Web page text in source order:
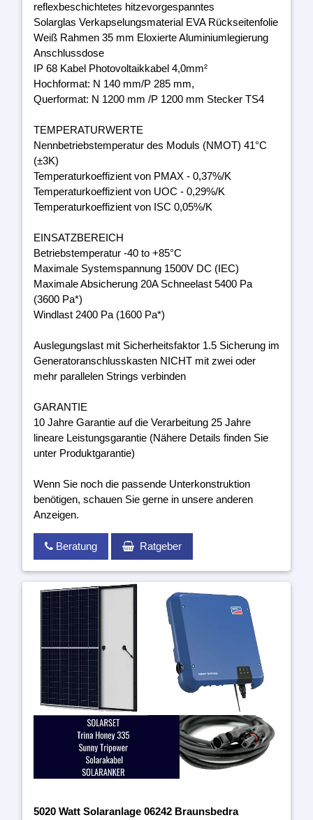
reflexbeschichtetes hitzevorgespanntes
Solarglas Verkapselungsmaterial EVA Rückseitenfolie
Weiß Rahmen 35 mm Eloxierte Aluminiumlegierung
Anschlussdose
IP 68 Kabel Photovoltaikkabel 4,0mm²
Hochformat: N 140 mm/P 285 mm,
Querformat: N 1200 mm /P 1200 mm Stecker TS4
TEMPERATURWERTE
Nennbetriebstemperatur des Moduls (NMOT) 41°C
(±3K)
Temperaturkoeffizient von PMAX - 0,37%/K
Temperaturkoeffizient von UOC - 0,29%/K
Temperaturkoeffizient von ISC 0,05%/K
EINSATZBEREICH
Betriebstemperatur -40 to +85°C
Maximale Systemspannung 1500V DC (IEC)
Maximale Absicherung 20A Schneelast 5400 Pa
(3600 Pa*)
Windlast 2400 Pa (1600 Pa*)
Auslegungslast mit Sicherheitsfaktor 1.5 Sicherung im
Generatoranschlusskasten NICHT mit zwei oder
mehr parallelen Strings verbinden
GARANTIE
10 Jahre Garantie auf die Verarbeitung 25 Jahre
lineare Leistungsgarantie (Nähere Details finden Sie
unter Produktgarantie)
Wenn Sie noch die passende Unterkonstruktion
benötigen, schauen Sie gerne in unsere anderen
Anzeigen.
Beratung Ratgeber
5020 Watt Solaranlage 06242 Braunsbedra